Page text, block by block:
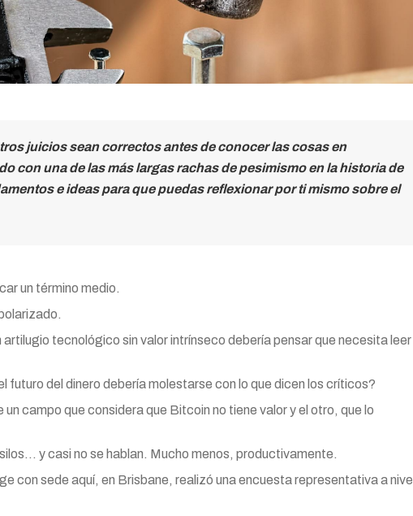
juicios sean correctos antes de conocer las cosas en
con una de las más largas rachas de pesimismo en la historia de
e ideas para que puedas reflexionar por ti mismo sobre el
un término medio.
tecnológico sin valor intrínseco debería pensar que necesita leer
futuro del dinero debería molestarse con lo que dicen los críticos?
un campo que considera que Bitcoin no tiene valor y el otro, que lo
y casi no se hablan. Mucho menos, productivamente.
con sede aquí, en Brisbane, realizó una encuesta representativa a nivel